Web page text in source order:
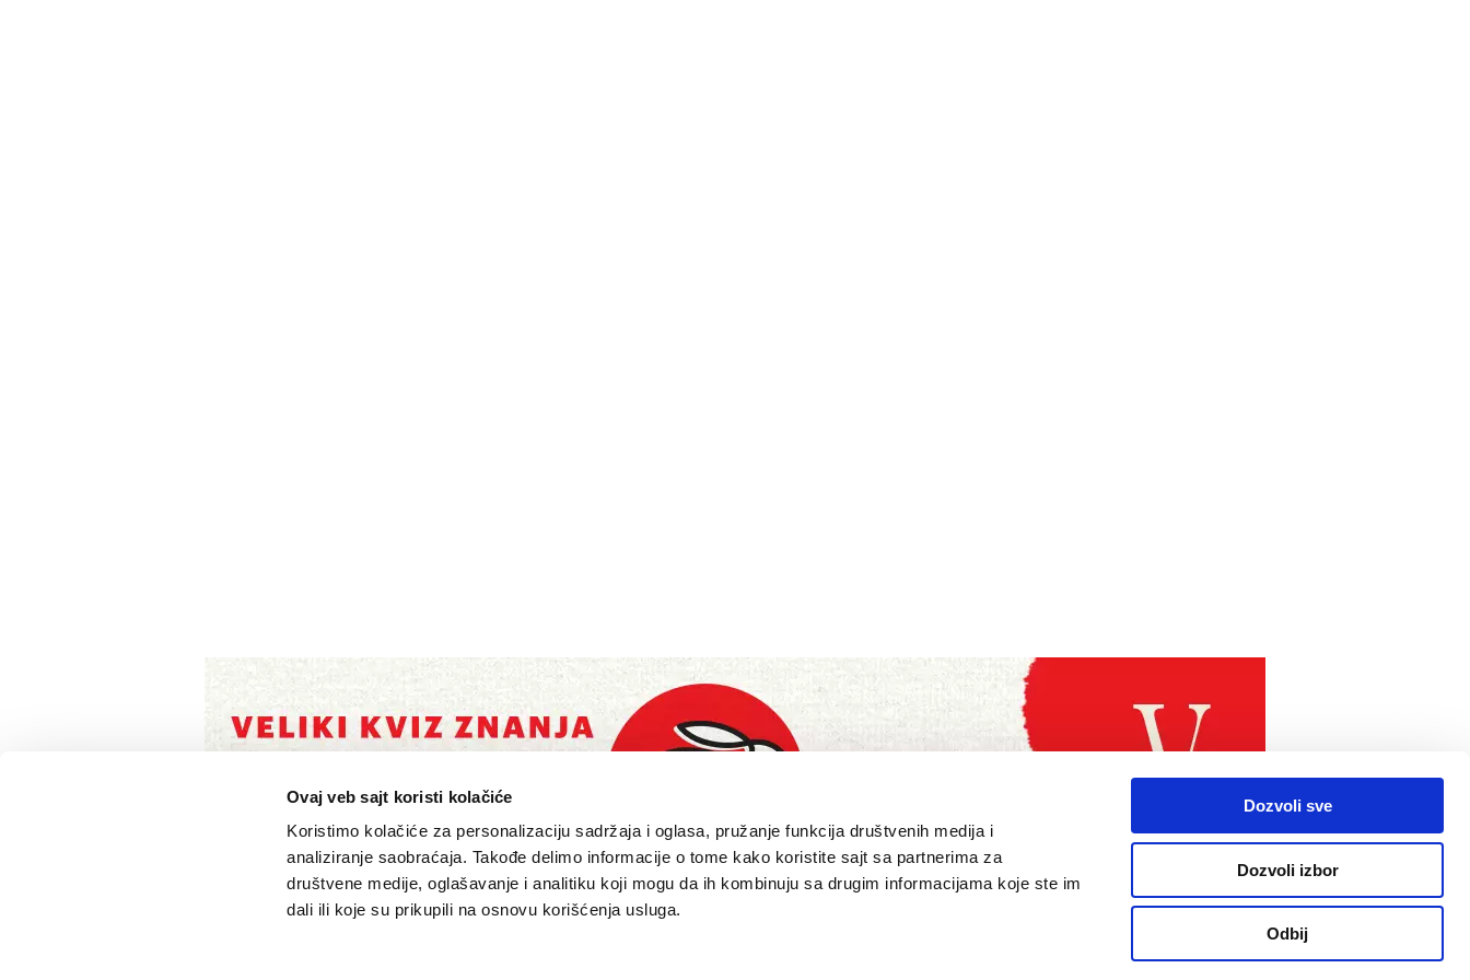
Ovaj veb sajt koristi kolačiće
Koristimo kolačiće za personalizaciju sadržaja i oglasa, pružanje funkcija društvenih medija i
analiziranje saobraćaja. Takođe delimo informacije o tome kako koristite sajt sa partnerima za
društvene medije, oglašavanje i analitiku koji mogu da ih kombinuju sa drugim informacijama koje ste im
dali ili koje su prikupili na osnovu korišćenja usluga.
Dozvoli sve
Dozvoli izbor
Odbij